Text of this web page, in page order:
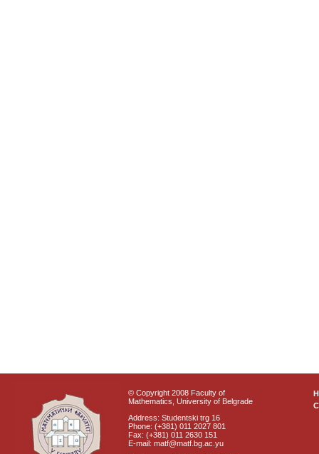
© Copyright 2008 Faculty of
Mathematics, University of Belgrade
Address: Studentski trg 16
Phone: (+381) 011 2027 801
Fax: (+381) 011 2630 151
E-mail: matf@matf.bg.ac.yu